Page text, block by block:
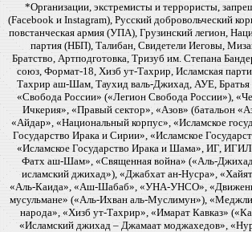
*Организации, экстремисты и террористы,
(Facebook и Instagram), Русский добровольческий
повстанческая армия (УПА), Грузинский легион,
партия (НБП), Талибан, Свидетели Иеговы,
Братство, Артподготовка, Тризуб им. Степана
союз, Формат-18, Хизб ут-Тахрир, Исламская
Тахрир аш-Шам, Таухид валь-Джихад, АУЕ, Братья
«Свобода России» («Легион Свобода России»),
Ичкерия», «Правый сектор», «Азов» (батальон
«Айдар», «Национальный корпус», «Исламское
Государство Ирака и Сирии», «Исламское
«Исламское Государство Ирака и Шама», ИГ,
Фатх аш-Шам», «Священная война» («Аль-
исламский джихад»), «Джабхат ан-Нусра»,
«Аль-Каида», «Аш-Шабаб», «УНА-УНСО»,
мусульмане» («Аль-Ихван аль-Муслимун»),
народа», «Хизб ут-Тахрир», «Имарат Кавказ»
«Исламский джихад – Джамаат моджахедов»,